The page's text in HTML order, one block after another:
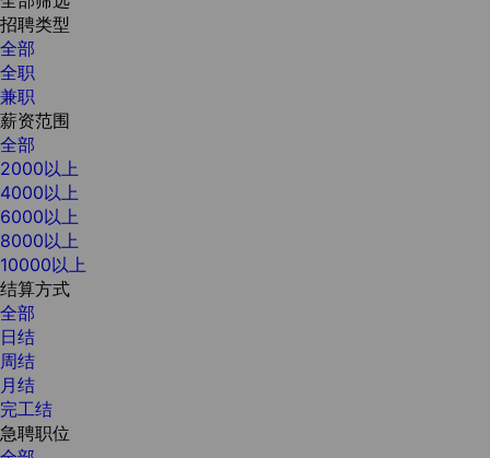
招聘类型
全部
全职
兼职
薪资范围
全部
2000以上
4000以上
6000以上
8000以上
10000以上
结算方式
全部
日结
周结
月结
完工结
急聘职位